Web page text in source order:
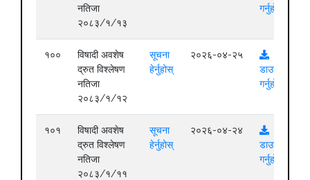
नतिजा
२०८३/१/१३
गर्नुहोस्
१००
विषादी अवशेष
द्रुत विश्लेषण
नतिजा
२०८३/१/१२
सूचना
हेर्नुहोस्
२०२६-०४-२५
डाउनलोड
गर्नुहोस्
१०१
विषादी अवशेष
द्रुत विश्लेषण
नतिजा
२०८३/१/११
सूचना
हेर्नुहोस्
२०२६-०४-२४
डाउनलोड
गर्नुहोस्